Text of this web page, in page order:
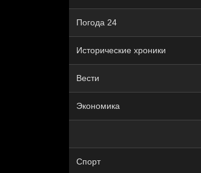
Погода 24
Исторические хроники
Вести
Экономика
Спорт